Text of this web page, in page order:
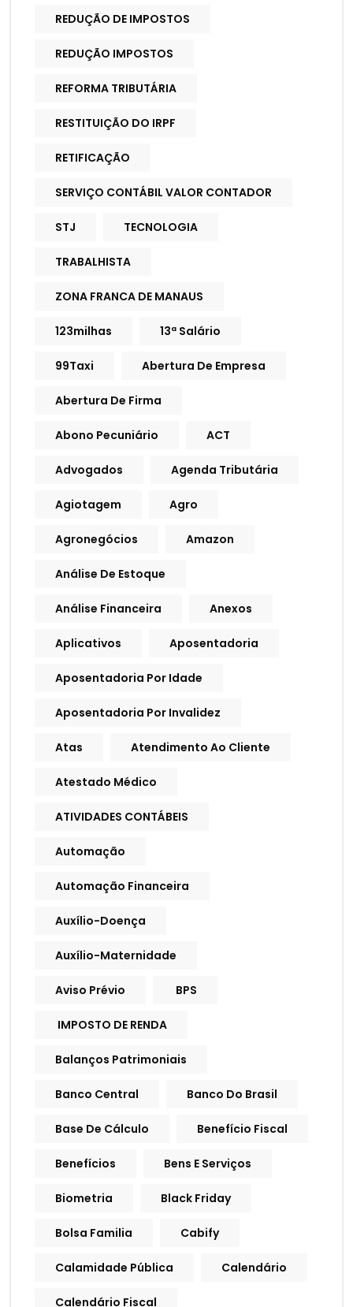
REDUÇÃO DE IMPOSTOS
REDUÇÃO IMPOSTOS
REFORMA TRIBUTÁRIA
RESTITUIÇÃO DO IRPF
RETIFICAÇÃO
SERVIÇO CONTÁBIL VALOR CONTADOR
STJ TECNOLOGIA
TRABALHISTA
ZONA FRANCA DE MANAUS
123milhas 13ª Salário
99Taxi Abertura De Empresa
Abertura De Firma
Abono Pecuniário ACT
Advogados Agenda Tributária
Agiotagem Agro
Agronegócios Amazon
Análise De Estoque
Análise Financeira Anexos
Aplicativos Aposentadoria
Aposentadoria Por Idade
Aposentadoria Por Invalidez
Atas Atendimento Ao Cliente
Atestado Médico
ATIVIDADES CONTÁBEIS
Automação
Automação Financeira
Auxílio-Doença
Auxílio-Maternidade
Aviso Prévio BPS
IMPOSTO DE RENDA
Balanços Patrimoniais
Banco Central Banco Do Brasil
Base De Cálculo Benefício Fiscal
Benefícios Bens E Serviços
Biometria Black Friday
Bolsa Familia Cabify
Calamidade Pública Calendário
Calendário Fiscal